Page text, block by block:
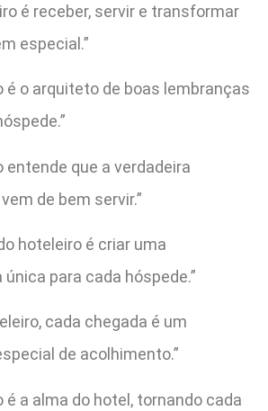
é receber, servir e transformar
especial.”
é o arquiteto de boas lembranças
entende que a verdadeira
de bem servir.”
hoteleiro é criar uma
para cada hóspede.”
cada chegada é um
de acolhimento.”
é a alma do hotel, tornando cada